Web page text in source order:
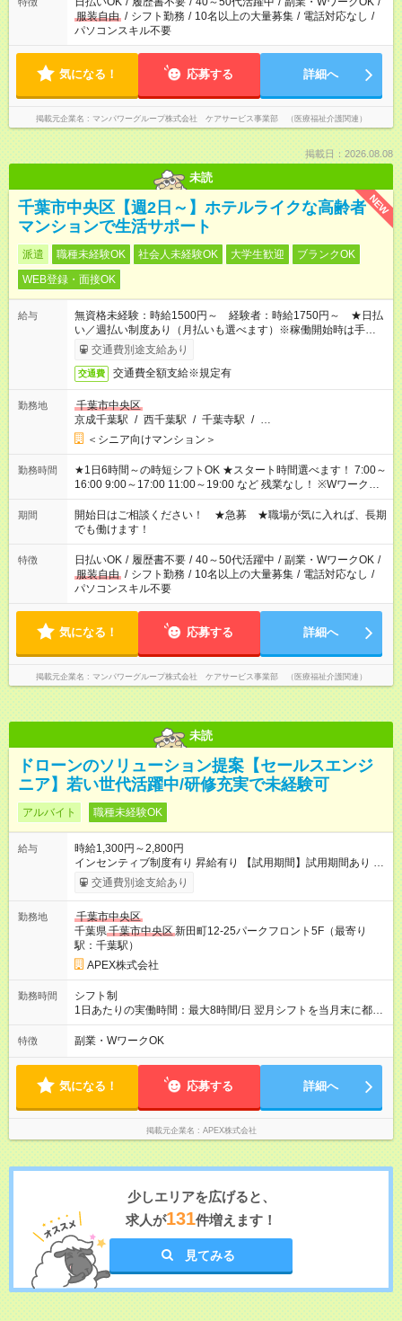
服装自由 / シフト勤務 / 10名以上の大量募集 / 電話対応なし /
パソコンスキル不要
気になる！ 応募する 詳細へ
掲載元企業名 マンパワーグループ株式会社 ケアサービス事業部 （医療福祉介護関連）
掲載日：2026.08.08
未読
NEW
千葉市中央区【週2日～】ホテルライクな高齢者
マンションで生活サポート
派遣 職種未経験OK 社会人未経験OK 大学生歓迎
ブランクOK
WEB登録・面接OK
給与
無資格未経験：時給1500円～ 経験者：時給1750円～ ★日払
い／週払い制度あり（月払いも選べます）※稼働開始時は手続き
完了次第のお支払いとなります。
交通費別途支給あり
交通費 交通費全額支給※規定有
勤務地
千葉市中央区
京成千葉駅 / 西千葉駅 / 千葉寺駅 / …
＜シニア向けマンション＞
勤務時間
★1日6時間～の時短シフトOK ★スタート時間選べます！ 7:00～
16:00 9:00～17:00 11:00～19:00 など 残業なし！ ※Wワークの
場合、他のお仕事と合わせ週40時間超の就業はご案内できませ
ん ※法令に基づき、週20時間以上勤務は社会保険への加入対象
となります ※労働者派遣法（日雇い派遣の原則禁止）により、
短時間・短期間の就業はご案内が難しい場合があります
期間
開始日はご相談ください！ ★急募 ★職場が気に入れば、長期
でも働けます！
特徴 日払いOK / 履歴書不要 / 40～50代活躍中 / 副業・WワークOK /
服装自由 / シフト勤務 / 10名以上の大量募集 / 電話対応なし /
パソコンスキル不要
気になる！ 応募する 詳細へ
掲載元企業名 マンパワーグループ株式会社 ケアサービス事業部 （医療福祉介護関連）
未読
ドローンのソリューション提案【セールスエンジ
ニア】若い世代活躍中/研修充実で未経験可
アルバイト 職種未経験OK
給与
時給1,300円～2,800円
インセンティブ制度有り 昇給有り 【試用期間】試用期間あり 試
用期間の長さ：4ヶ月 雇用形態、給与は本採用時と同じです。
交通費別途支給あり
勤務地
千葉市中央区
千葉県千葉市中央区新田町12-25パークフロント5F（最寄り
駅：千葉駅）
APEX株式会社
勤務時間
シフト制
1日あたりの実働時間：最大8時間/日 翌月シフトを当月末に都度
相談の上決定 1日あたりの実働時間：8時間 出勤時間 ・フルタイ
ム勤務◎ ・9:00～19:00の中でシフト可（4h～可能）
特徴 副業・WワークOK
気になる！ 応募する 詳細へ
掲載元企業名 APEX株式会社
少しエリアを広げると、
求人が131件増えます！
見てみる